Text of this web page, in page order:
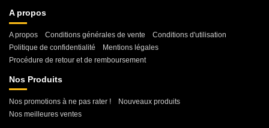
A propos
A propos Conditions générales de vente
Conditions d'utilisation
Politique de confidentialité
Mentions légales
Procédure de retour et de remboursement
Nos Produits
Nos promotions à ne pas rater !
Nouveaux produits
Nos meilleures ventes